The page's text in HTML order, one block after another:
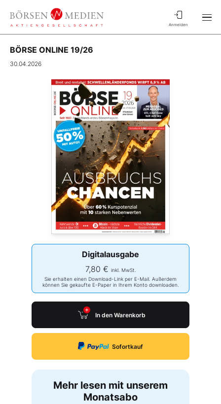
Anmelden
BÖRSE ONLINE 19/26
30.04.2026
Digitalausgabe
7,80 € inkl. MwSt.
Sie erhalten einen Download-Link per E-Mail. Außerdem
können Sie gekaufte E-Paper in Ihrem Konto downloaden.
In den Warenkorb
Sofortkauf
Mehr lesen mit unserem
Monatsabo